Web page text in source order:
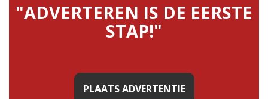
"ADVERTEREN IS DE EERSTE
STAP!"
PLAATS ADVERTENTIE